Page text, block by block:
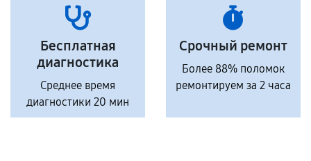
Бесплатная
диагностика
Среднее время
диагностики 20 мин
Срочный ремонт
Более 88% поломок
ремонтируем за 2 часа